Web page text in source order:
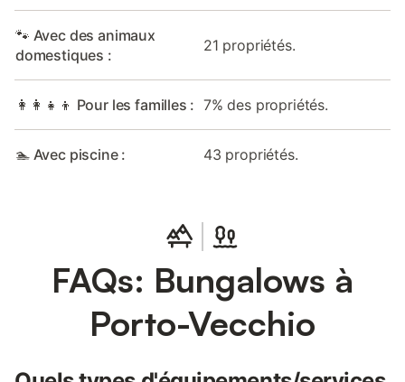
🐾 Avec des animaux
domestiques :
21 propriétés.
👩‍👩‍👧‍👦 Pour les familles : 7% des propriétés.
🏊 Avec piscine : 43 propriétés.
FAQs: Bungalows à
Porto-Vecchio